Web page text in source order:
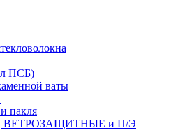
ПСБ)
ваты
пакля
и П/Э